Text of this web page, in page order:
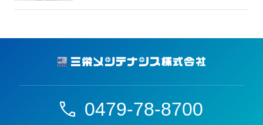
0479-78-8700